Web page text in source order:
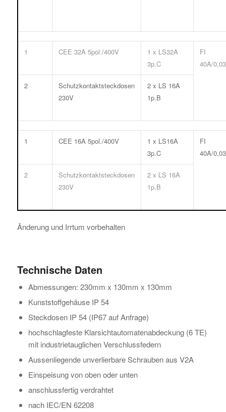
1 CEE 32A 5pol./400V
1 x LS32A
3p.C
FI
40A/
2
Schutzkontaktsteckdosen
230V
2 x LS 16A
1p.B
1 CEE 16A 5pol./400V
1 x LS16A
3p.C
FI
40A/
2
Schutzkontaktsteckdosen
230V
2 x LS 16A
1p.B
Änderung und Irrtum vorbehalten
Technische Daten
Abmessungen: 230mm x 130mm x 130mm
Kunststoffgehäuse IP 54
Steckdosen IP 54 (IP67 auf Anfrage)
hochschlagfeste Klarsichtautomatenabdeckung (6 TE)
mit industrietauglichen Verschlussfedern
Aussenliegende unverlierbare Schrauben aus V2A
Einspeisung von oben oder unten
anschlussfertig verdrahtet
nach IEC/EN 62208